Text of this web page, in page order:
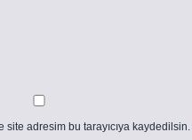
site adresim bu tarayıcıya kaydedilsin.